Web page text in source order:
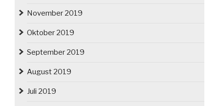
November 2019
Oktober 2019
September 2019
August 2019
Juli 2019